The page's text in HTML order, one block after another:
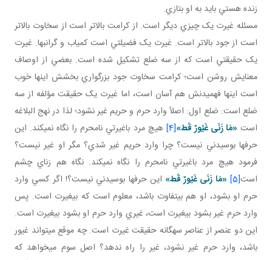
زنده هستي بايد به او بتازي.
مسئله غيرت يک چيزي ديگر است. از کرامت بالاتر است از سخاوت بالاتر
است از جود بالاتر است. غيرت يک فضيلتي است کمياب و گرانبها. غيرت
يک حقيقتي است که از سه ضلع تشکيل شده است. بعضي از اوصاف
معنايش روشن است؛ کرامت سخاوت جود بزرگواري بخشش اينها خوب
است اينها فهميدنش هم آسان است، اما غيرت يک حقيقت مؤلفه از سه
ضلع است: ضلع اول: اصلاً وارد حرم و حريم غير نشود؛ لذا در نهج البلاغه
است «مَا زَنَى غَيُورٌ قَط»
[4]
هيچ مرد باغيرتي نامحرم را نگاه نمي کند. اين
حرف ها بوسيدني نيست؟ چرا وارد حريم غير شدي؟ مگر او غير نيست؟
فرمود هيچ مرد باغيرتي نامحرم را نگاه نمي کند. نگاه هم زناي چشم
است[5]
«مَا زَنَى غَيُورٌ قَط» اين حرف ها بوسيدني نيست؟! اگر کسي وارد
حرم او بشود، او هم بي تفاوت باشد، معلوم است که بي غيرت است. پس
وارد حرم غير بشود بي غيرت است، غيري وارد حرم او بشود بي غيرت است.
اين دو عنصر از عناصر سه گانه حقيقت غيرت است. چه موقع مي تواند غيور
باشد، وارد حرم غير نشود، غير را راه ندهد؟ اصل سوم مي خواهد که